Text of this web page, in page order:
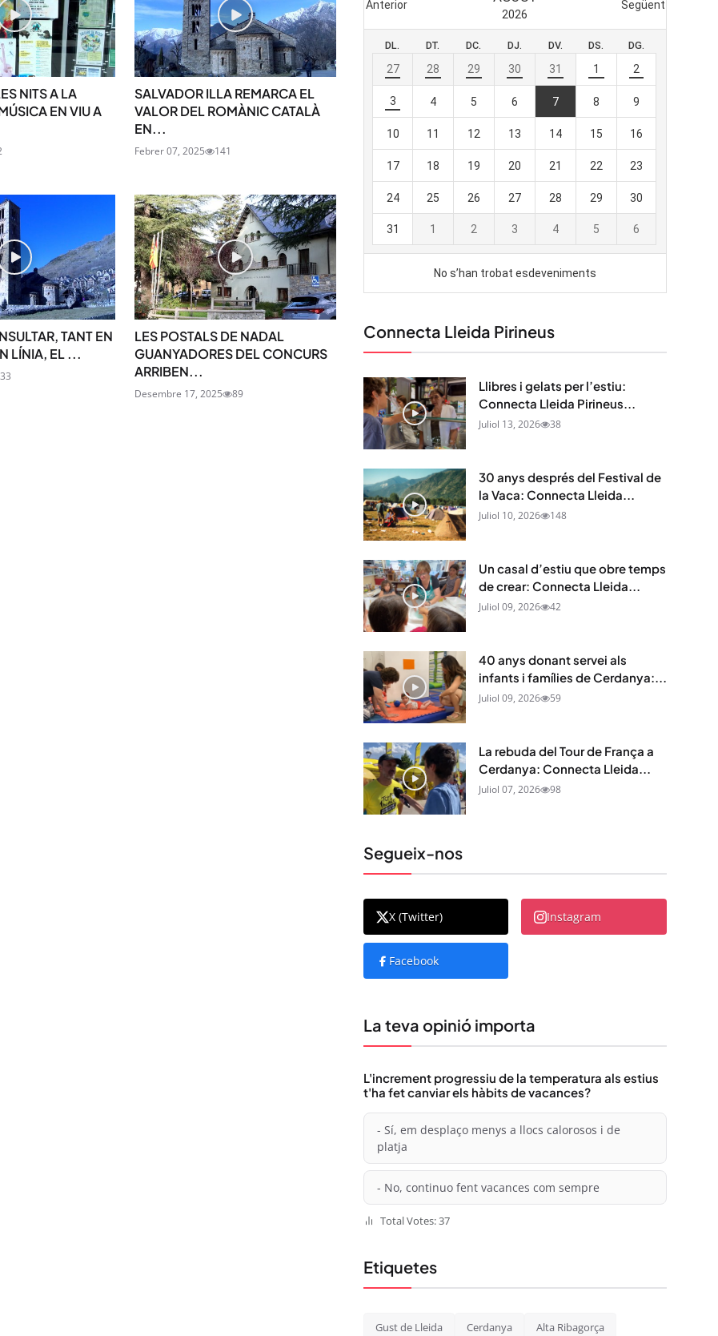
NITS A LA
EN VIU A
SALVADOR ILLA REMARCA EL
VALOR DEL ROMÀNIC CATALÀ
EN...
Febrer 07, 2025 141
TANT EN
LÍNIA, EL ...
LES POSTALS DE NADAL
GUANYADORES DEL CONCURS
ARRIBEN...
Desembre 17, 2025 89
Connecta Lleida Pirineus
Llibres i gelats per l’estiu:
Connecta Lleida Pirineus...
Juliol 13, 2026 38
30 anys després del Festival de
la Vaca: Connecta Lleida...
Juliol 10, 2026 148
Un casal d’estiu que obre temps
de crear: Connecta Lleida...
Juliol 09, 2026 42
40 anys donant servei als
infants i famílies de Cerdanya:...
Juliol 09, 2026 59
La rebuda del Tour de França a
Cerdanya: Connecta Lleida...
Juliol 07, 2026 98
Segueix-nos
X (Twitter) Instagram
Facebook
La teva opinió importa
L'increment progressiu de la temperatura als estius
t'ha fet canviar els hàbits de vacances?
- Sí, em desplaço menys a llocs calorosos i de
platja
- No, continuo fent vacances com sempre
Total Votes: 37
Etiquetes
Gust de Lleida Cerdanya Alta Ribagorça
STAY UPDATED
Uneix-te al nostre butlletí
Tota l’actualitat, seleccionada i enviada
directament al teu correu. Subscriu-te al nostre
butlletí i segueix la informació que importa.
SUBSCRIU-TE